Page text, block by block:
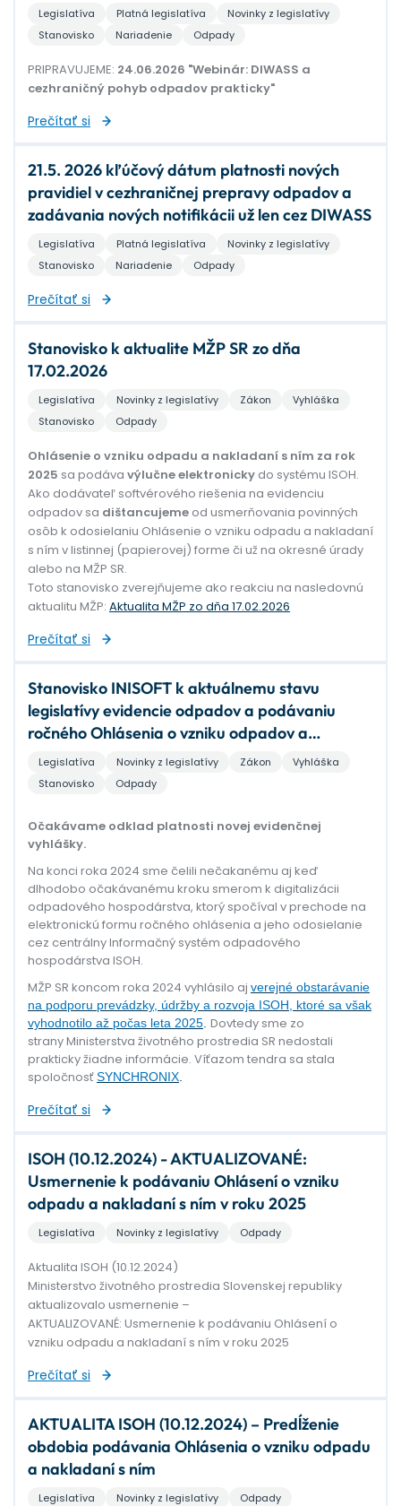
Legislatíva Platná legislatíva
Novinky z legislatívy
Stanovisko
Nariadenie Odpady
PRIPRAVUJEME: 24.06.2026 "Webinár: DIWASS a
cezhraničný pohyb odpadov prakticky"
Prečítať si
21.5. 2026 kľúčový dátum platnosti nových
pravidiel v cezhraničnej prepravy odpadov a
zadávania nových notifikácii už len cez DIWASS
Legislatíva Platná legislatíva
Novinky z legislatívy
Stanovisko
Nariadenie Odpady
Prečítať si
Stanovisko k aktualite MŽP SR zo dňa
17.02.2026
Legislatíva Novinky z legislatívy Zákon
Vyhláška
Stanovisko
Odpady
Ohlásenie o vzniku odpadu a nakladaní s ním za rok
2025 sa podáva výlučne elektronicky do systému ISOH.
Ako dodávateľ softvérového riešenia na evidenciu
odpadov sa dištancujeme od usmerňovania povinných
osôb k odosielaniu Ohlásenie o vzniku odpadu a nakladaní
s ním v listinnej (papierovej) forme či už na okresné úrady
alebo na MŽP SR.
Toto stanovisko zverejňujeme ako reakciu na nasledovnú
aktualitu MŽP: Aktualita MŽP zo dňa 17.02.2026
Prečítať si
Stanovisko INISOFT k aktuálnemu stavu
legislatívy evidencie odpadov a podávaniu
ročného Ohlásenia o vzniku odpadov a
nakladaní s ním za rok 2025
Legislatíva Novinky z legislatívy Zákon
Vyhláška
Stanovisko
Odpady
Očakávame odklad platnosti novej evidenčnej
vyhlášky.
Na konci roka 2024 sme čelili nečakanému aj keď
dlhodobo očakávanému kroku smerom k digitalizácii
odpadového hospodárstva, ktorý spočíval v prechode na
elektronickú formu ročného ohlásenia a jeho odosielanie
cez centrálny Informačný systém odpadového
hospodárstva ISOH.
MŽP SR koncom roka 2024 vyhlásilo aj verejné obstarávanie
na podporu prevádzky, údržby a rozvoja ISOH , ktoré sa však
vyhodnotilo až počas leta 2025 Dovtedy sme zo
strany Ministerstva životného prostredia SR nedostali
prakticky žiadne informácie. Víťazom tendra sa stala
spoločnosťSYNCHRONIX
Prečítať si
ISOH (10.12.2024) - AKTUALIZOVANÉ:
Usmernenie k podávaniu Ohlásení o vzniku
odpadu a nakladaní s ním v roku 2025
Legislatíva Novinky z legislatívy Odpady
Aktualita ISOH (10.12.2024)
Ministerstvo životného prostredia Slovenskej republiky
aktualizovalo usmernenie –
AKTUALIZOVANÉ: Usmernenie k podávaniu Ohlásení o
vzniku odpadu a nakladaní s ním v roku 2025
Prečítať si
AKTUALITA ISOH (10.12.2024) – Predĺženie
obdobia podávania Ohlásenia o vzniku odpadu
a nakladaní s ním
Legislatíva Novinky z legislatívy Odpady